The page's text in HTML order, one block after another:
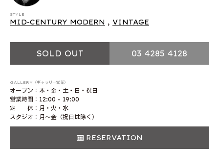
STYLE
MID-CENTURY MODERN , VINTAGE
SOLD OUT 03 4285 4128
GALLERY（ギャラリー営業）
オープン：木・金・土・日・祝日
営業時間：12:00 - 19:00
定 休：月・火・水
スタジオ：月〜金（祝日は除く）
RESERVATION